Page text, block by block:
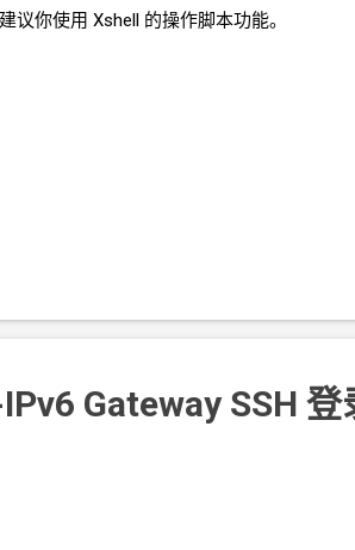
议你使用 Xshell 的操作脚本功能。
Gateway SSH 登